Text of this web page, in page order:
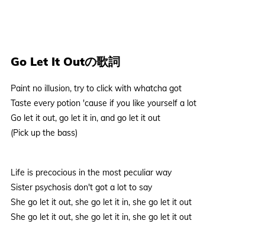
Go Let It Outの歌詞
Paint no illusion, try to click with whatcha got
Taste every potion 'cause if you like yourself a lot
Go let it out, go let it in, and go let it out
(Pick up the bass)
Life is precocious in the most peculiar way
Sister psychosis don't got a lot to say
She go let it out, she go let it in, she go let it out
She go let it out, she go let it in, she go let it out